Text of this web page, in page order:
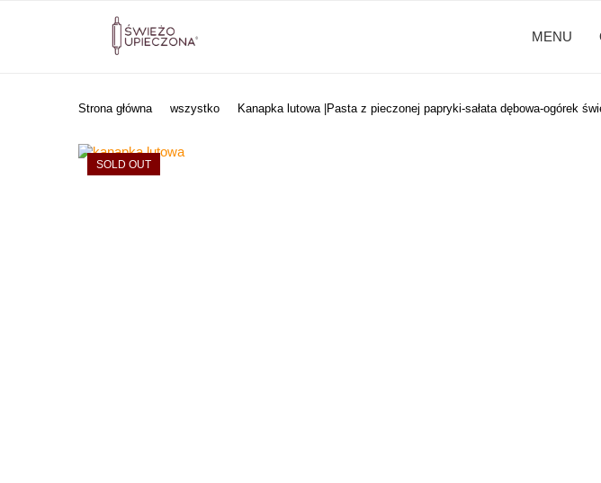
MENU
Strona główna wszystko Kanapka lutowa |Pasta z pieczonej papryki-sałata dębowa-ogórek
SOLD OUT